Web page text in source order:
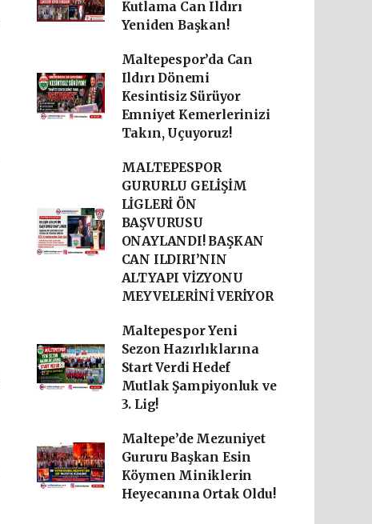
Kutlama Can Ildırı
Yeniden Başkan!
Maltepespor’da Can
Ildırı Dönemi
Kesintisiz Sürüyor
Emniyet Kemerlerinizi
Takın, Uçuyoruz!
MALTEPESPOR
GURURLU GELİŞİM
LİGLERİ ÖN
BAŞVURUSU
ONAYLANDI! BAŞKAN
CAN ILDIRI’NIN
ALTYAPI VİZYONU
MEYVELERİNİ VERİYOR
Maltepespor Yeni
Sezon Hazırlıklarına
Start Verdi Hedef
Mutlak Şampiyonluk ve
3. Lig!
Maltepe’de Mezuniyet
Gururu Başkan Esin
Köymen Miniklerin
Heyecanına Ortak Oldu!